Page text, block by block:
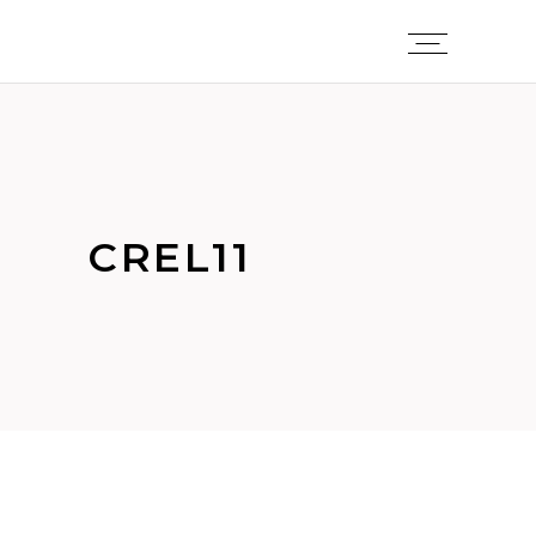
CREL11